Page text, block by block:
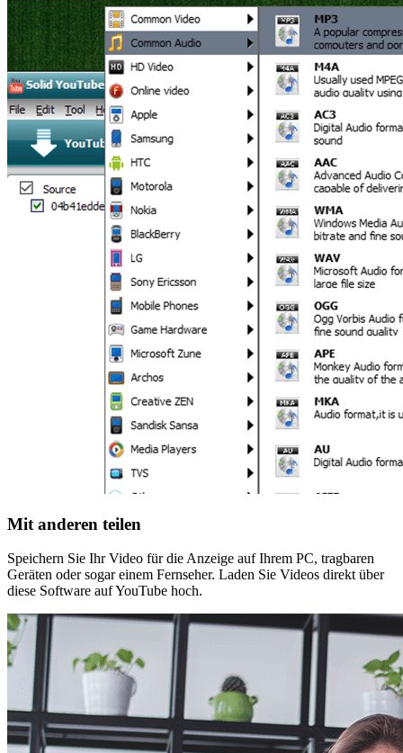
Mit anderen teilen
Speichern Sie Ihr Video für die Anzeige auf Ihrem PC, tragbaren
Geräten oder sogar einem Fernseher. Laden Sie Videos direkt über
diese Software auf YouTube hoch.